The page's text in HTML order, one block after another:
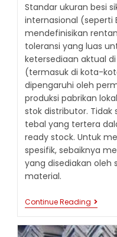
Standar ukuran besi
internasional (seperti
mendefinisikan
toleransi yang luas
ketersediaan aktual
(termasuk di kota-
dipengaruhi oleh
produksi pabrikan
stok distributor. Tidak
tebal yang tertera
ready stock. Untuk
spesifik, sebaiknya
yang disediakan oleh
material.
Continue Reading UKURAN
BESI
YANG